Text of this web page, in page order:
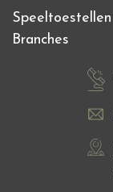
Speeltoestellen
Branches